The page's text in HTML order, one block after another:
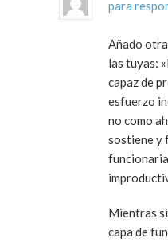
para
Añado
las tuyas:
capaz de
esfuerzo
no como
sostiene y
Mientras
capa de